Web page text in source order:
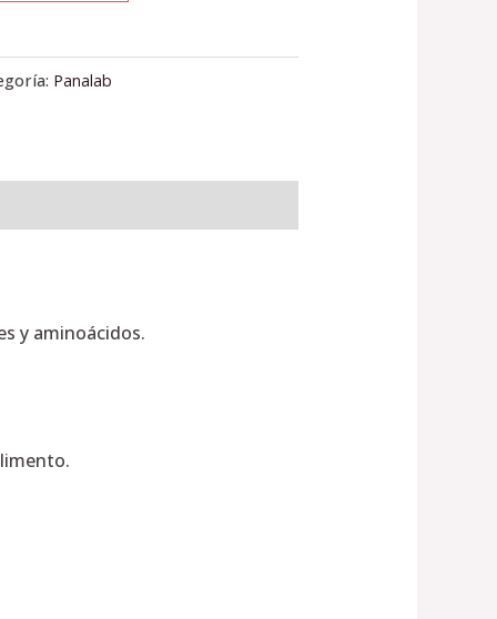
Panalab
y aminoácidos.